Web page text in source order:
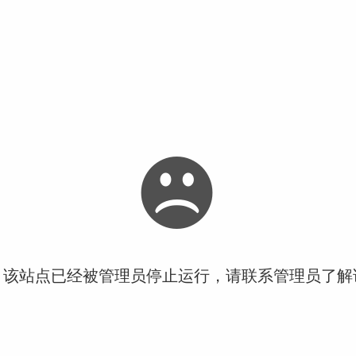
站点已经被管理员停止运行，请联系管理员了